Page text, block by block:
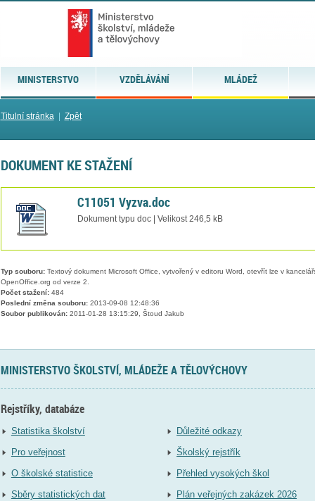
MINISTERSTVO VZDĚLÁVÁNÍ MLÁDEŽ
Titulní stránka| Zpět
DOKUMENT KE STAŽENÍ
C11051 Vyzva.doc
Dokument typu doc | Velikost 246,5 kB
Typ souboru:Textový dokument Microsoft Office, vytvořený v editoru Word, otevřít lze v
OpenOffice.org od verze 2.
Počet stažení:484
Poslední změna souboru:2013-09-08 12:48:36
Soubor publikován:2011-01-28 13:15:29, Štoud Jakub
MINISTERSTVO ŠKOLSTVÍ, MLÁDEŽE A TĚLOVÝCHOVY
Rejstříky, databáze
Statistika školství
Pro veřejnost
O školské statistice
Sběry statistických dat
Důležité odkazy
Školský rejstřík
Přehled vysokých škol
Plán veřejných zakázek 2026